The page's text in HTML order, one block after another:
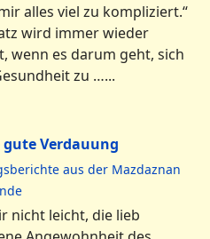
alles viel zu kompliziert.“
wird immer wieder
wenn es darum geht, sich
zu …...
gute Verdauung
aus der Mazdaznan
nicht leicht, die lieb